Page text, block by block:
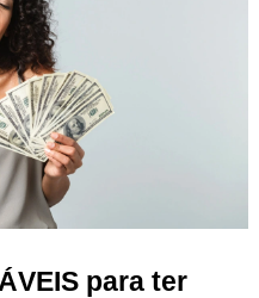
para ter